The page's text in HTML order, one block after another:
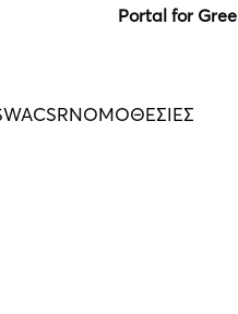
Portal for
CSRΝΟΜΟΘΕΣΙΕΣ